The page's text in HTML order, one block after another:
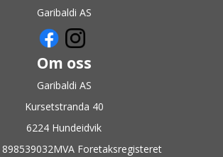
Garibaldi AS
Om oss
Garibaldi AS
Kursetstranda 40
6224 Hundeidvik
898539032MVA Foretaksregisteret